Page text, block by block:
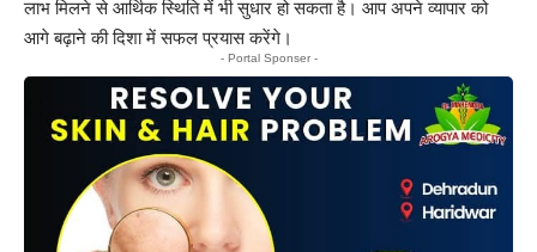
लाभ मिलने से आर्थिक स्थिति में भी सुधार हो सकता है। आप अपने व्यापार को
आगे बढ़ाने की दिशा में सफल प्रयास करेंगे।
- Portal Sponser -